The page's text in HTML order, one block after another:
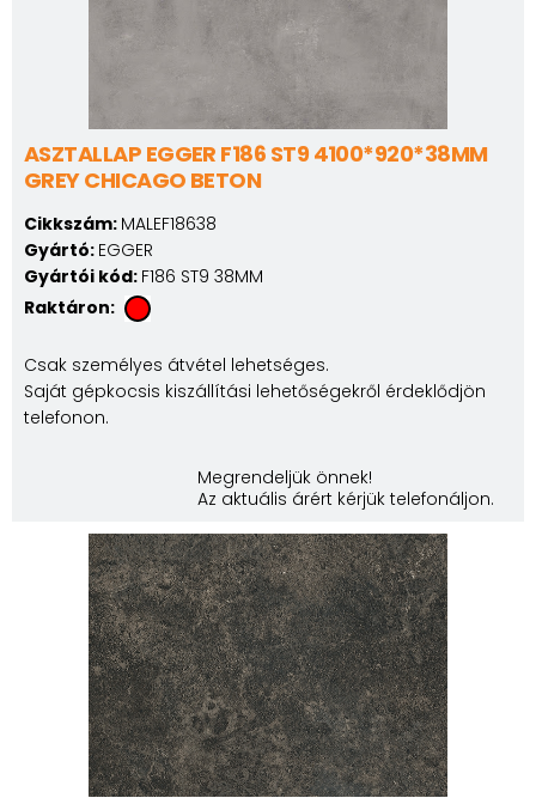
ASZTALLAP EGGER F186 ST9 4100*920*38MM
GREY CHICAGO BETON
Cikkszám: MALEF18638
Gyártó: EGGER
Gyártói kód: F186 ST9 38MM
Raktáron:
Csak személyes átvétel lehetséges.
Saját gépkocsis kiszállítási lehetőségekről érdeklődjön
telefonon.
Megrendeljük önnek!
Az aktuális árért kérjük telefonáljon.